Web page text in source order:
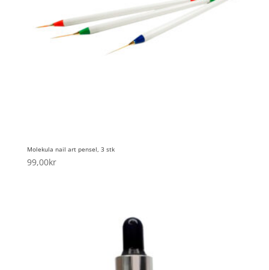
Molekula nail art pensel, 3 stk
99,00kr